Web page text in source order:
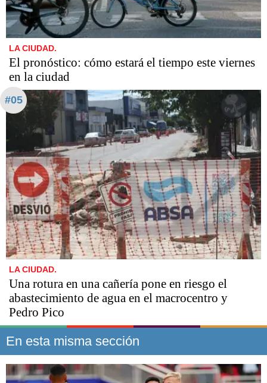
LA CIUDAD.
El pronóstico: cómo estará el tiempo este viernes
en la ciudad
#05
LA CIUDAD.
Una rotura en una cañería pone en riesgo el
abastecimiento de agua en el macrocentro y
Pedro Pico
En esta misma sección